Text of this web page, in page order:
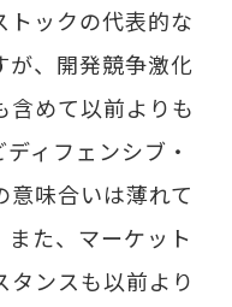
トックの代表的な
が、開発競争激化
含めて以前よりも
ィフェンシブ・
意味合いは薄れて
た、マーケット
ンスも以前より